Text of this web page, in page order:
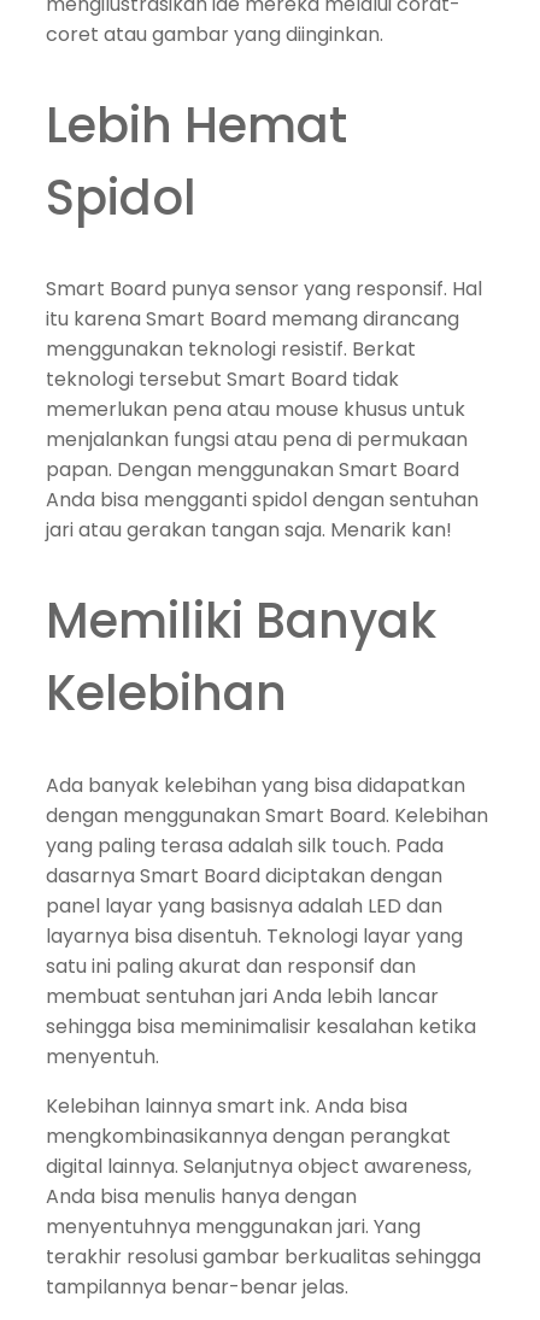
coret atau gambar yang diinginkan.
Lebih Hemat
Spidol
Smart Board punya sensor yang responsif. Hal
itu karena Smart Board memang dirancang
menggunakan teknologi resistif. Berkat
teknologi tersebut Smart Board tidak
memerlukan pena atau mouse khusus untuk
menjalankan fungsi atau pena di permukaan
papan. Dengan menggunakan Smart Board
Anda bisa mengganti spidol dengan sentuhan
jari atau gerakan tangan saja. Menarik kan!
Memiliki Banyak
Kelebihan
Ada banyak kelebihan yang bisa didapatkan
dengan menggunakan Smart Board. Kelebihan
yang paling terasa adalah silk touch. Pada
dasarnya Smart Board diciptakan dengan
panel layar yang basisnya adalah LED dan
layarnya bisa disentuh. Teknologi layar yang
satu ini paling akurat dan responsif dan
membuat sentuhan jari Anda lebih lancar
sehingga bisa meminimalisir kesalahan ketika
menyentuh.
Kelebihan lainnya smart ink. Anda bisa
mengkombinasikannya dengan perangkat
digital lainnya. Selanjutnya object awareness,
Anda bisa menulis hanya dengan
menyentuhnya menggunakan jari. Yang
terakhir resolusi gambar berkualitas sehingga
tampilannya benar-benar jelas.